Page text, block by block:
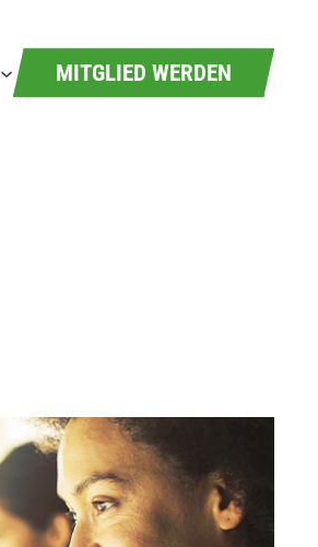
MITGLIED WERDEN